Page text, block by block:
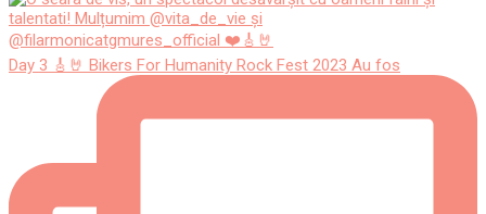
Day 3 🎸🤘 Bikers For Humanity Rock Fest 2023 Au fos